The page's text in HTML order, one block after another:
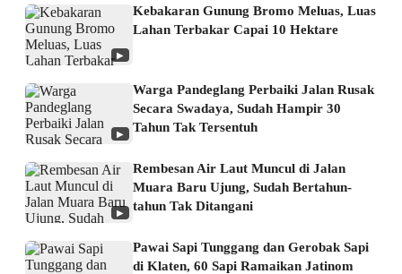
▶
Kebakaran Gunung Bromo Meluas, Luas
Lahan Terbakar Capai 10 Hektare
▶
Warga Pandeglang Perbaiki Jalan Rusak
Secara Swadaya, Sudah Hampir 30
Tahun Tak Tersentuh
▶
Rembesan Air Laut Muncul di Jalan
Muara Baru Ujung, Sudah Bertahun-
tahun Tak Ditangani
Pawai Sapi Tunggang dan Gerobak Sapi
di Klaten, 60 Sapi Ramaikan Jatinom